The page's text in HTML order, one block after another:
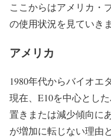
ここからはアメリカ・
の使用状況を見ていきま
アメリカ
1980年代からバイオエ
現在、E10を中心とし
置きまたは減少傾向に
が増加に転じない理由